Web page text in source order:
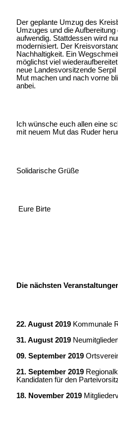
Der geplante Umzug des
Umzuges und die
aufwendig. Stattdessen wird
modernisiert. Der
Nachhaltigkeit. Ein
möglichst viel
neue Landesvorsitzende
Mut machen und nach vorne
anbei.
Ich wünsche euch allen eine
mit neuem Mut das Ruder
Solidarische Grüße
Eure Birte
Die nächsten
22. August 2019 Kommunale
31. August 2019
09. September 2019
21. September 2019
Kandidaten für den
18. November 2019